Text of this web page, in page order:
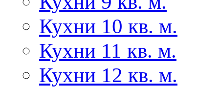
Кухни 10 кв. м.
Кухни 11 кв. м.
Кухни 12 кв. м.